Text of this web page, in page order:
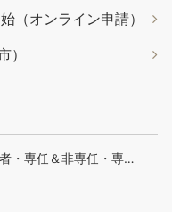
（オンライン申請）
）
・専任＆非専任・専…